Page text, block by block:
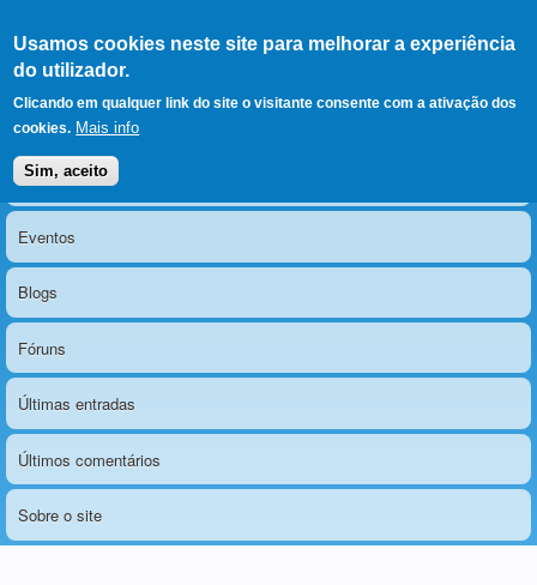
Usamos cookies neste site para melhorar a experiência
do utilizador.
Clicando em qualquer link do site o visitante consente com a ativação dos
cookies. Mais info
Sim, aceito
LERPARAVER , ir para a
página principal
O portal da visão diferente
Menu principal
Notícias
Eventos
Blogs
Fóruns
Últimas entradas
Últimos comentários
Sobre o site